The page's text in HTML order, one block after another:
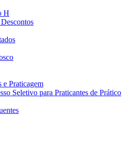
H
e Praticagem
Seletivo para Praticantes de Prático